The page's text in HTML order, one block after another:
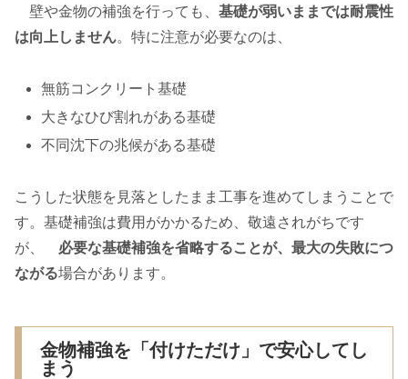
壁や金物の補強を行っても、 基礎が弱いままでは耐震性
は向上しません。特に注意が必要なのは、
無筋コンクリート基礎
大きなひび割れがある基礎
不同沈下の兆候がある基礎
こうした状態を見落としたまま工事を進めてしまうことで
す。基礎補強は費用がかかるため、敬遠されがちです
が、 必要な基礎補強を省略することが、最大の失敗につ
ながる場合があります。
金物補強を「付けただけ」で安心してし
まう